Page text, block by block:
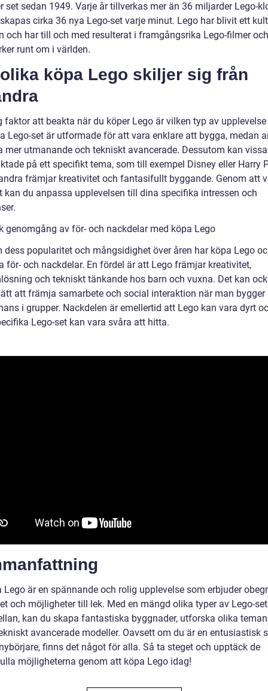
set sedan 1949. Varje år tillverkas mer än 36 miljarder Lego-
cirka 36 nya Lego-set varje minut. Lego har blivit ett
och har till och med resulterat i framgångsrika Lego-filmer
runt om i världen.
köpa Lego skiljer sig från
faktor att beakta när du köper Lego är vilken typ av
Lego-set är utformade för att vara enklare att bygga, medan
mer utmanande och tekniskt avancerade. Dessutom kan
på ett specifikt tema, som till exempel Disney eller Harry
främjar kreativitet och fantasifullt byggande. Genom att
kan du anpassa upplevelsen till dina specifika intressen och
genomgång av för- och nackdelar med köpa Lego
dess popularitet och mångsidighet över åren har köpa Lego
för- och nackdelar. En fördel är att Lego främjar kreativitet,
och tekniskt tänkande hos barn och vuxna. Det kan
att främja samarbete och social interaktion när man bygger
i grupper. Nackdelen är emellertid att Lego kan vara dyrt
Lego-set kan vara svåra att hitta.
Lego är en spännande och rolig upplevelse som erbjuder
och möjligheter till lek. Med en mängd olika typer av Lego-
kan du skapa fantastiska byggnader, utforska olika
avancerade modeller. Oavsett om du är en entusiastisk
finns det något för alla. Så ta steget och upptäck de
möjligheterna genom att köpa Lego idag!